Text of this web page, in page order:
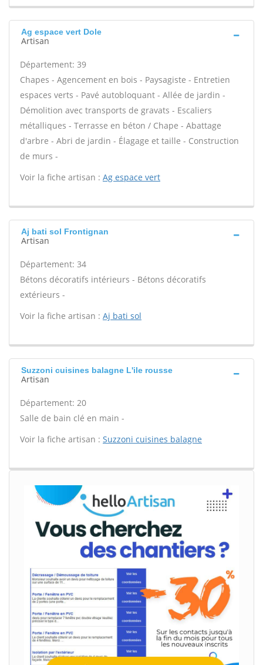
Ag espace vert Dole
Artisan
Département: 39
Chapes - Agencement en bois - Paysagiste - Entretien
espaces verts - Pavé autobloquant - Allée de jardin -
Démolition avec transports de gravats - Escaliers
métalliques - Terrasse en béton / Chape - Abattage
d'arbre - Abri de jardin - Élagage et taille - Construction
de murs -
Voir la fiche artisan : Ag espace vert
Aj bati sol Frontignan
Artisan
Département: 34
Bétons décoratifs intérieurs - Bétons décoratifs
extérieurs -
Voir la fiche artisan : Aj bati sol
Suzzoni cuisines balagne L'ile rousse
Artisan
Département: 20
Salle de bain clé en main -
Voir la fiche artisan : Suzzoni cuisines balagne